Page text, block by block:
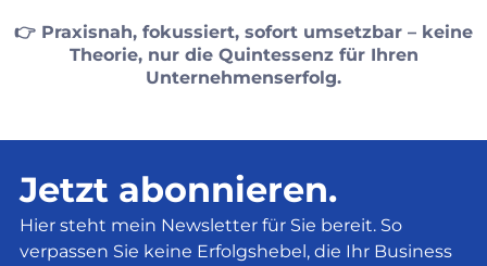
👉 Praxisnah, fokussiert, sofort umsetzbar – keine
Theorie, nur die Quintessenz für Ihren
Unternehmenserfolg.
Jetzt abonnieren.
Hier steht mein Newsletter für Sie bereit. So
verpassen Sie keine Erfolgshebel, die Ihr Business